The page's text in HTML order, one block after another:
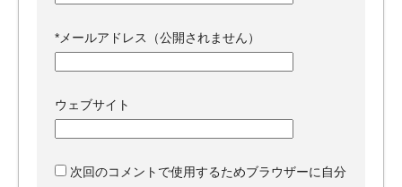
* メールアドレス（公開されません）
ウェブサイト
次回のコメントで使用するためブラウザーに自分